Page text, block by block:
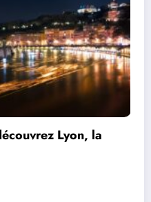
de la Presqu’île en